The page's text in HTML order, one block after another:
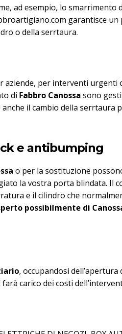
ad esempio, lo smarrimento
garantisce
o della serrtaura.
per interventi urgenti
di Fabbro Canossa sono
il cambio della serrtaura
e antibumping
o per la sostituzione
la vostra porta blindata. Il
e il cilindro che
possibilmente di
, occupandosi
carico dei costi